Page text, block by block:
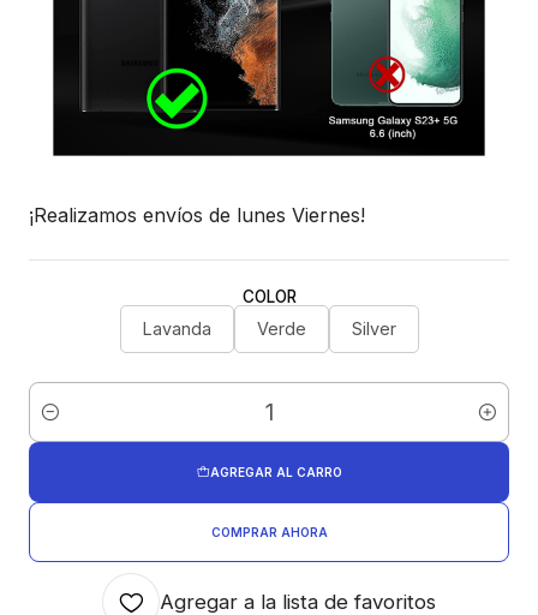
¡Realizamos envíos de lunes Viernes!
COLOR
Lavanda Verde Silver
Cantidad
AGREGAR AL CARRO
COMPRAR AHORA
Agregar a la lista de favoritos